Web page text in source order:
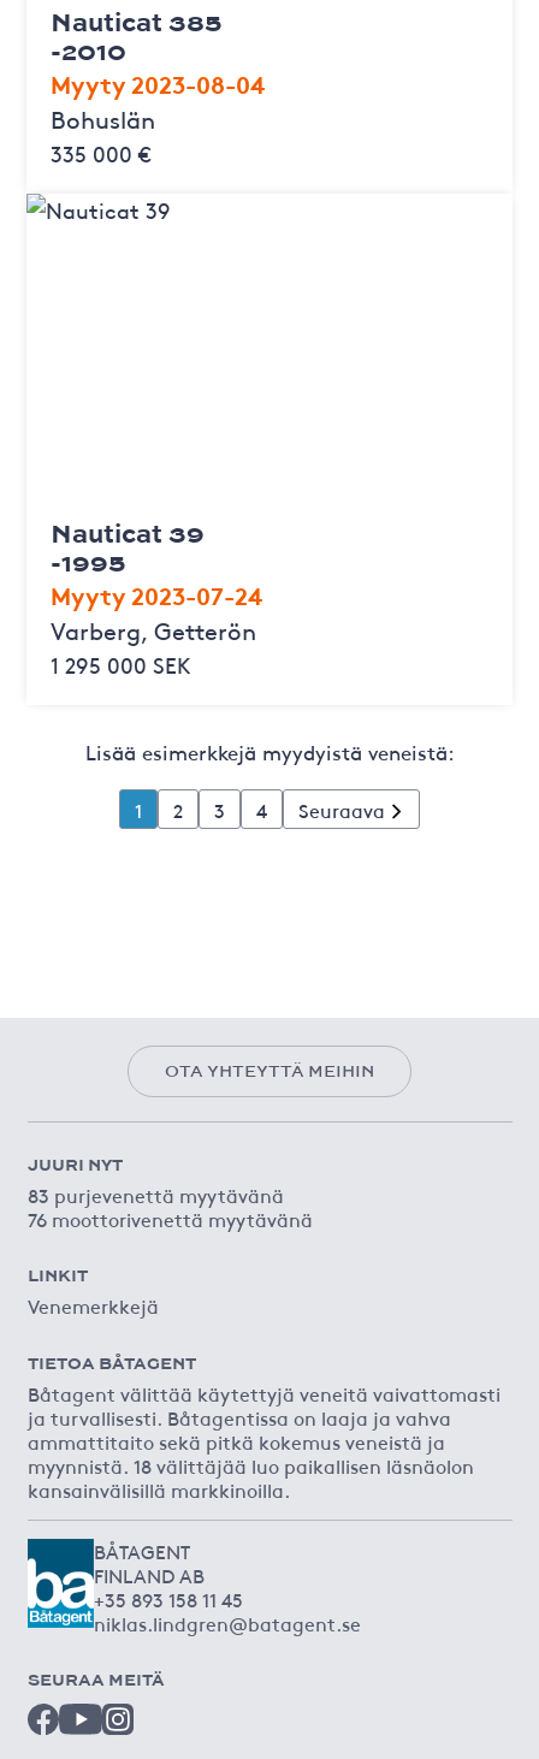
Nauticat 385
-2010
Myyty 2023-08-04
Bohuslän
335 000 €
Nauticat 39
-1995
Myyty 2023-07-24
Varberg, Getterön
1 295 000 SEK
Lisää esimerkkejä myydyistä veneistä:
1 2 3 4 Seuraava
OTA YHTEYTTÄ MEIHIN
JUURI NYT
83 purjevenettä myytävänä
76 moottorivenettä myytävänä
LINKIT
Venemerkkejä
TIETOA BÅTAGENT
Båtagent välittää käytettyjä veneitä vaivattomasti
ja turvallisesti. Båtagentissa on laaja ja vahva
ammattitaito sekä pitkä kokemus veneistä ja
myynnistä. 18 välittäjää luo paikallisen läsnäolon
kansainvälisillä markkinoilla.
BÅTAGENT
FINLAND AB
+35 893 158 11 45
niklas.lindgren@batagent.se
SEURAA MEITÄ